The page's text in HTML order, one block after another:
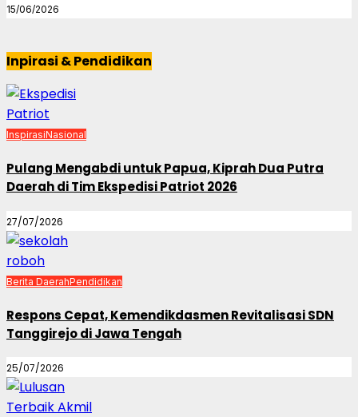
15/06/2026
Inpirasi & Pendidikan
InspirasiNasional
Pulang Mengabdi untuk Papua, Kiprah Dua Putra
Daerah di Tim Ekspedisi Patriot 2026
27/07/2026
Berita DaerahPendidikan
Respons Cepat, Kemendikdasmen Revitalisasi SDN
Tanggirejo di Jawa Tengah
25/07/2026